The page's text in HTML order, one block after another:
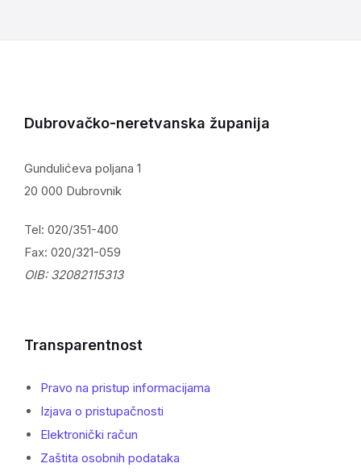
Dubrovačko-neretvanska županija
Gundulićeva poljana 1
20 000 Dubrovnik
Tel: 020/351-400
Fax: 020/321-059
OIB: 32082115313
Transparentnost
Pravo na pristup informacijama
Izjava o pristupačnosti
Elektronički račun
Zaštita osobnih podataka